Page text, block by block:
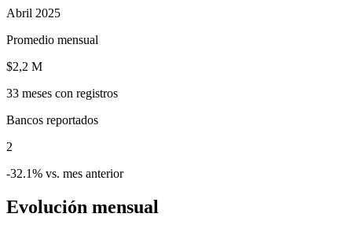
Abril 2025
Promedio mensual
$2,2 M
33 meses con registros
Bancos reportados
2
-32.1% vs. mes anterior
Evolución mensual